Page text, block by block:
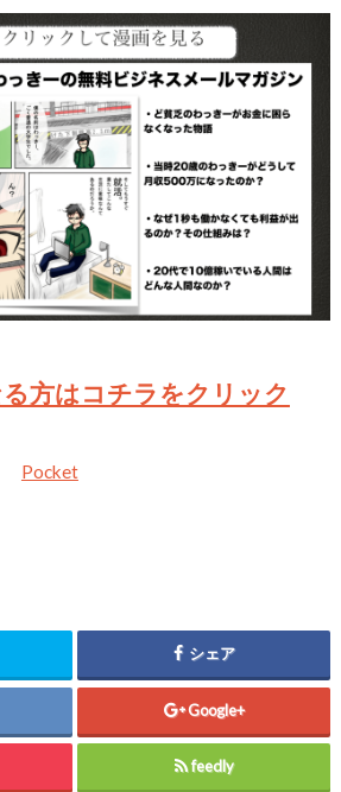
方はコチラをクリック
Pocket
シェア
Google+
feedly